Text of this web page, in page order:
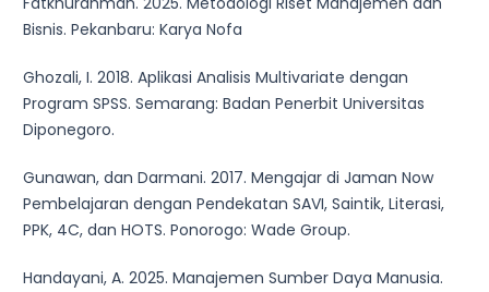
Bisnis. Pekanbaru: Karya Nofa
Ghozali, I. 2018. Aplikasi Analisis Multivariate dengan
Program SPSS. Semarang: Badan Penerbit Universitas
Diponegoro.
Gunawan, dan Darmani. 2017. Mengajar di Jaman Now
Pembelajaran dengan Pendekatan SAVI, Saintik, Literasi,
PPK, 4C, dan HOTS. Ponorogo: Wade Group.
Handayani, A. 2025. Manajemen Sumber Daya Manusia.